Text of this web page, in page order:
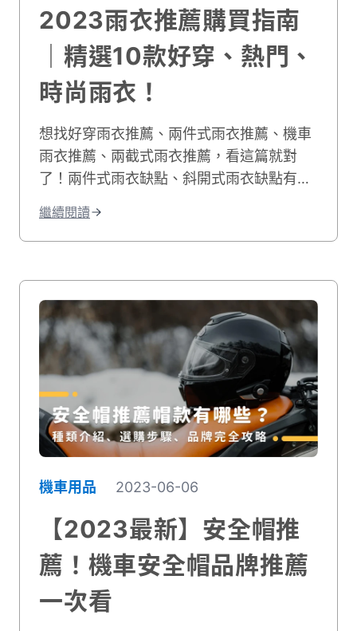
2023雨衣推薦購買指南
｜精選10款好穿、熱門、
時尚雨衣！
想找好穿雨衣推薦、兩件式雨衣推薦、機車
雨衣推薦、兩截式雨衣推薦，看這篇就對
了！兩件式雨衣缺點、斜開式雨衣缺點有哪
浸濕，本篇教你如何挑到最適合你的騎車雨
衣！
繼續閱讀
機車用品 2023-06-06
【2023最新】安全帽推
薦！機車安全帽品牌推薦
一次看